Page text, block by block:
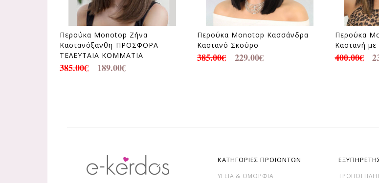
Περούκα Monotop Ζήνα
Καστανόξανθη-ΠΡΟΣΦΟΡΑ
ΤΕΛΕΥΤΑΙΑ ΚΟΜΜΑΤΙΑ
385.00€ 189.00€
Περούκα Monotop Κασσάνδρα
Καστανό Σκούρο
385.00€ 229.00€
Περούκα
Καστανή με
400.00€
ΚΑΤΗΓΟΡΙΕΣ ΠΡΟΪΟΝΤΩΝ
ΥΓΕΊΑ & ΟΜΟΡΦΙΆ ΤΡΌΠΟΙ